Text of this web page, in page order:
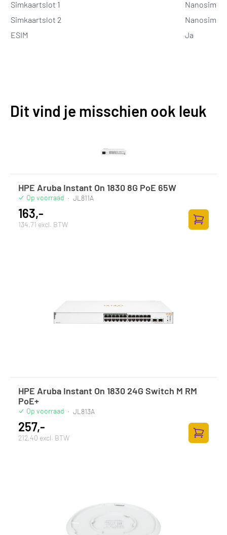
Simkaartslot 1
Nanosim
Simkaartslot 2
Nanosim
ESIM
Ja
Dit vind je misschien ook leuk
HPE Aruba Instant On 1830 8G PoE 65W
Op voorraad · JL811A
163,-
134,71 excl. BTW
HPE Aruba Instant On 1830 24G Switch M RM
PoE+
Op voorraad · JL813A
257,-
212,40 excl. BTW